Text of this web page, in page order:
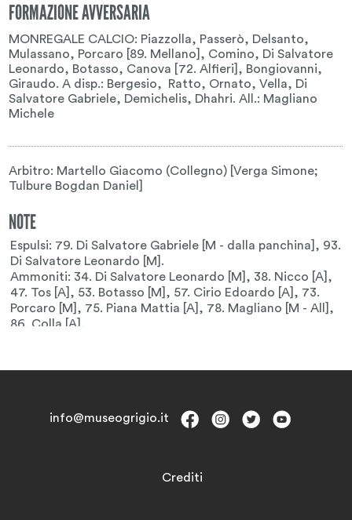
FORMAZIONE AVVERSARIA
MONREGALE CALCIO: Piazzolla, Passerò, Delsanto,
Mulassano, Porcaro [89. Mellano], Comino, Di Salvatore
Leonardo, Botasso, Canova [72. Alfieri], Bongiovanni,
Giraudo. A disp.: Bergesio, Ratto, Ornato, Vella, Di
Salvatore Gabriele, Demichelis, Dhahri. All.: Magliano
Michele
Arbitro: Martello Giacomo (Collegno) [Verga Simone;
Tulbure Bogdan Daniel]
NOTE
info@museogrigio.it
Crediti